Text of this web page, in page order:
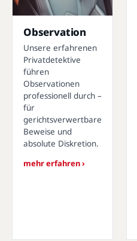
Observation
Unsere erfahrenen
Privatdetektive
führen
Observationen
professionell durch –
für
gerichtsverwertbare
Beweise und
absolute Diskretion.
mehr erfahren ›